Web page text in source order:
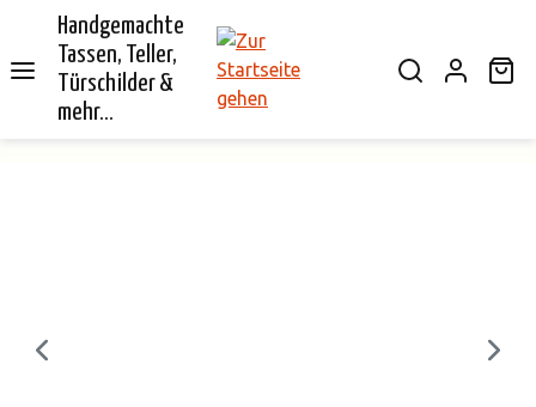
springen
Handgemachte
Tassen, Teller,
Türschilder &
mehr...